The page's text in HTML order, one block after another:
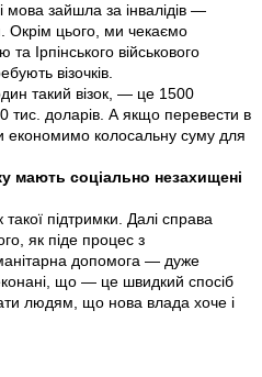
мова зайшла за інвалідів —
Окрім цього, ми чекаємо
Ірпінського військового
візочків.
такий візок, — це 1500
тис. доларів. А якщо перевести в
економимо колосальну суму для
мають соціально незахищені
підтримки. Далі справа
як піде процес з
допомога — дуже
що — це швидкий спосіб
людям, що нова влада хоче і